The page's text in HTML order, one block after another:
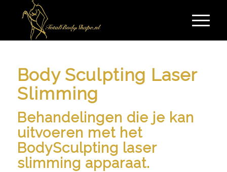
Body Sculpting Laser
Slimming
Behandelingen die je kan
uitvoeren met het
BodySculpting laser
slimming apparaat.